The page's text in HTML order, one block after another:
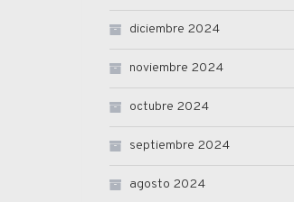
diciembre 2024
noviembre 2024
octubre 2024
septiembre 2024
agosto 2024